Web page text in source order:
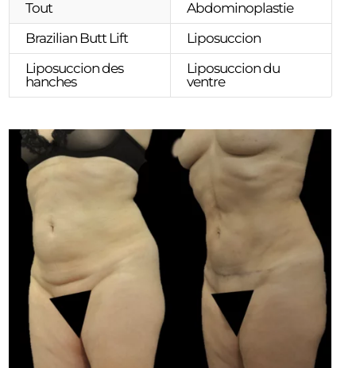
Tout
Abdominoplastie
Brazilian Butt Lift
Liposuccion
Liposuccion des
hanches
Liposuccion du
ventre